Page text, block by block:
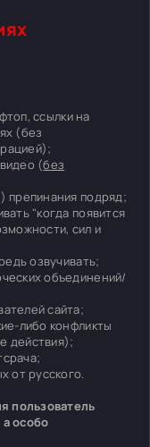
ссылки на
(без
(без
препинания подряд;
"когда появится
сил и
озвучивать;
объединений/
сайта;
либо конфликты
действия);
от русского.
пользователь
особо